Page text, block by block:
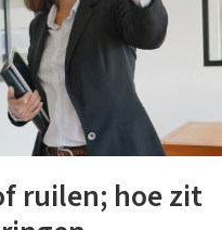
ruilen; hoe zit